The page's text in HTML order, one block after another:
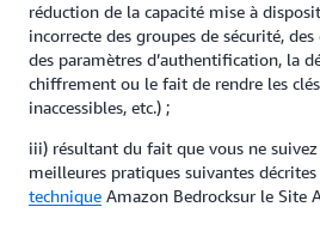
réduction de la capacité mise à
incorrecte des groupes de sécurité,
des paramètres d’authentification, la
chiffrement ou le fait de rendre les
inaccessibles, etc.) ;
iii) résultant du fait que vous ne
meilleures pratiques suivantes décrites
technique Amazon Bedrocksur le Site